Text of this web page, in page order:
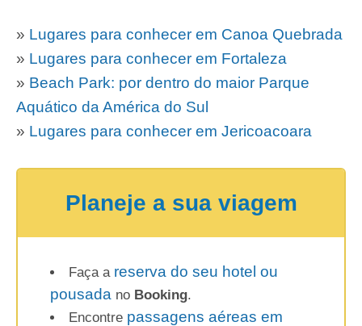
» Lugares para conhecer em Canoa Quebrada
» Lugares para conhecer em Fortaleza
» Beach Park: por dentro do maior Parque
Aquático da América do Sul
» Lugares para conhecer em Jericoacoara
Planeje a sua viagem
Faça a reserva do seu hotel ou
pousada no Booking.
Encontre passagens aéreas em